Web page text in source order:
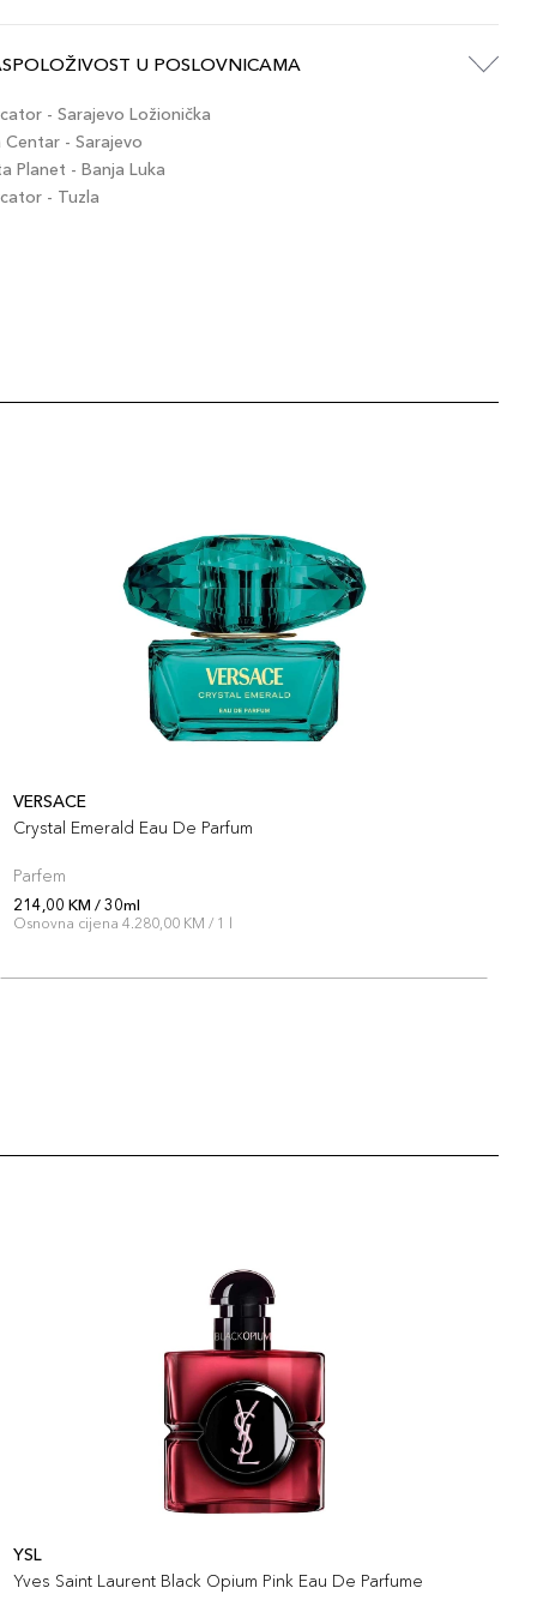
U POSLOVNICAMA
- Sarajevo Ložionička
Centar - Sarajevo
Planet - Banja Luka
- Tuzla
VERSACE
Crystal Emerald Eau De Parfum
Parfem
214,00 KM / 30ml
Osnovna cijena 4.280,00 KM / 1 l
YSL
Yves Saint Laurent Black Opium Pink Eau De Parfume